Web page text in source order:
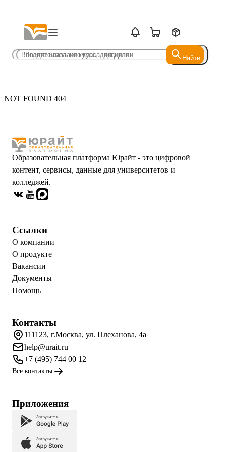
Найти
Найти
NOT FOUND 404
Образовательная платформа Юрайт - это цифровой
контент, сервисы, данные для университетов и
колледжей.
Ссылки
О компании
О продукте
Вакансии
Документы
Помощь
Контакты
111123, г.Москва, ул. Плеханова, 4а
help@urait.ru
+7 (495) 744 00 12
Все контакты
Приложения